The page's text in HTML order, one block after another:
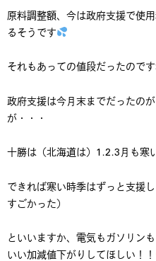
原料調整額、今は政府支援で使
るそうです
それもあっての値段だったのです
政府支援は今月末までだったの
が・・・
十勝は（北海道は）1.2.3月も寒
できれば寒い時季はずっと支援
すごかった）
といいますか、電気もガソリン
いい加減値下がりしてほしい！！